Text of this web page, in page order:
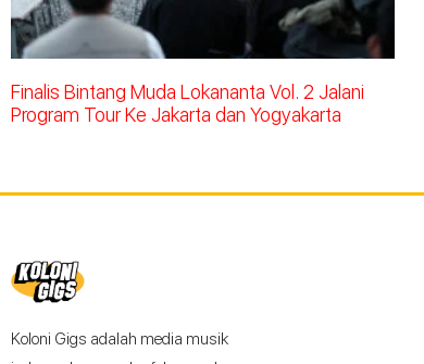
Finalis Bintang Muda Lokananta Vol. 2 Jalani
Program Tour Ke Jakarta dan Yogyakarta
Koloni Gigs adalah media musik